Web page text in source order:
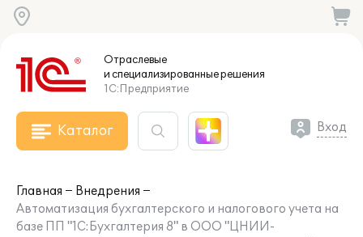
Отраслевые
и специализированныерешения
1С:Предприятие
Каталог Вход
Главная
Внедрения
Автоматизация бухгалтерского и налогового учета на
базе ПП "1С:Бухгалтерия 8" в ООО "ЦНИИ-